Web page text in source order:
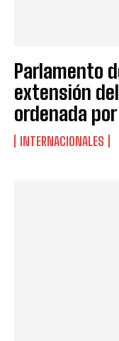
Parlamento
extensión
ordenada
INTERNACIONALES